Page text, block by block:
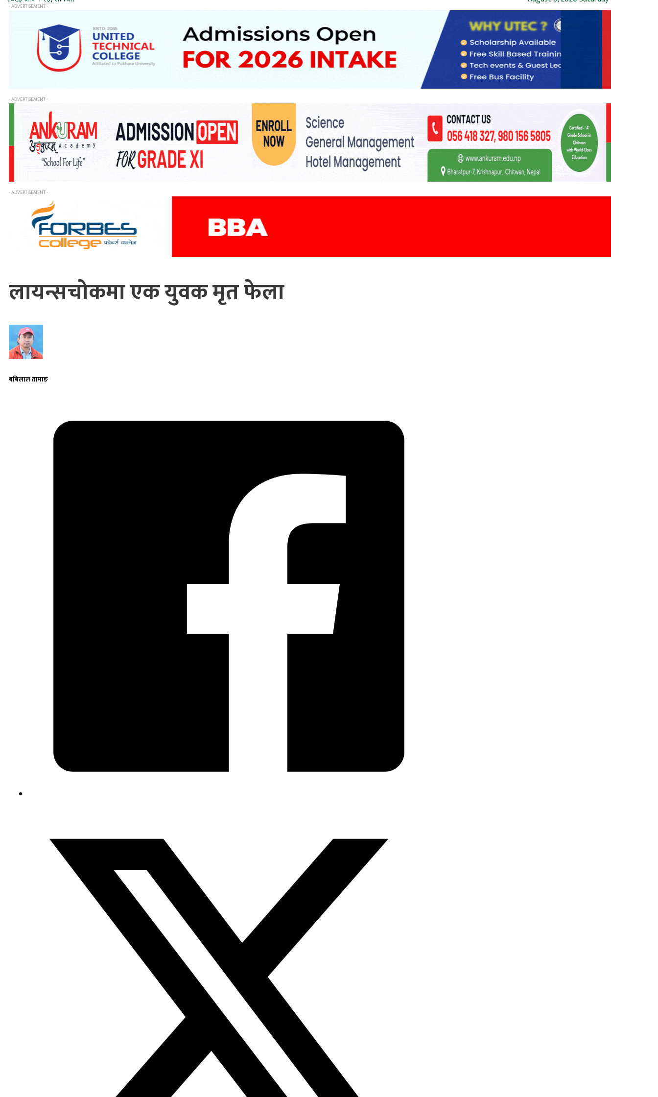
- ADVERTISEMENT -
- ADVERTISEMENT -
- ADVERTISEMENT -
लायन्सचोकमा एक युवक मृत फेला
बबिलाल तामाङ